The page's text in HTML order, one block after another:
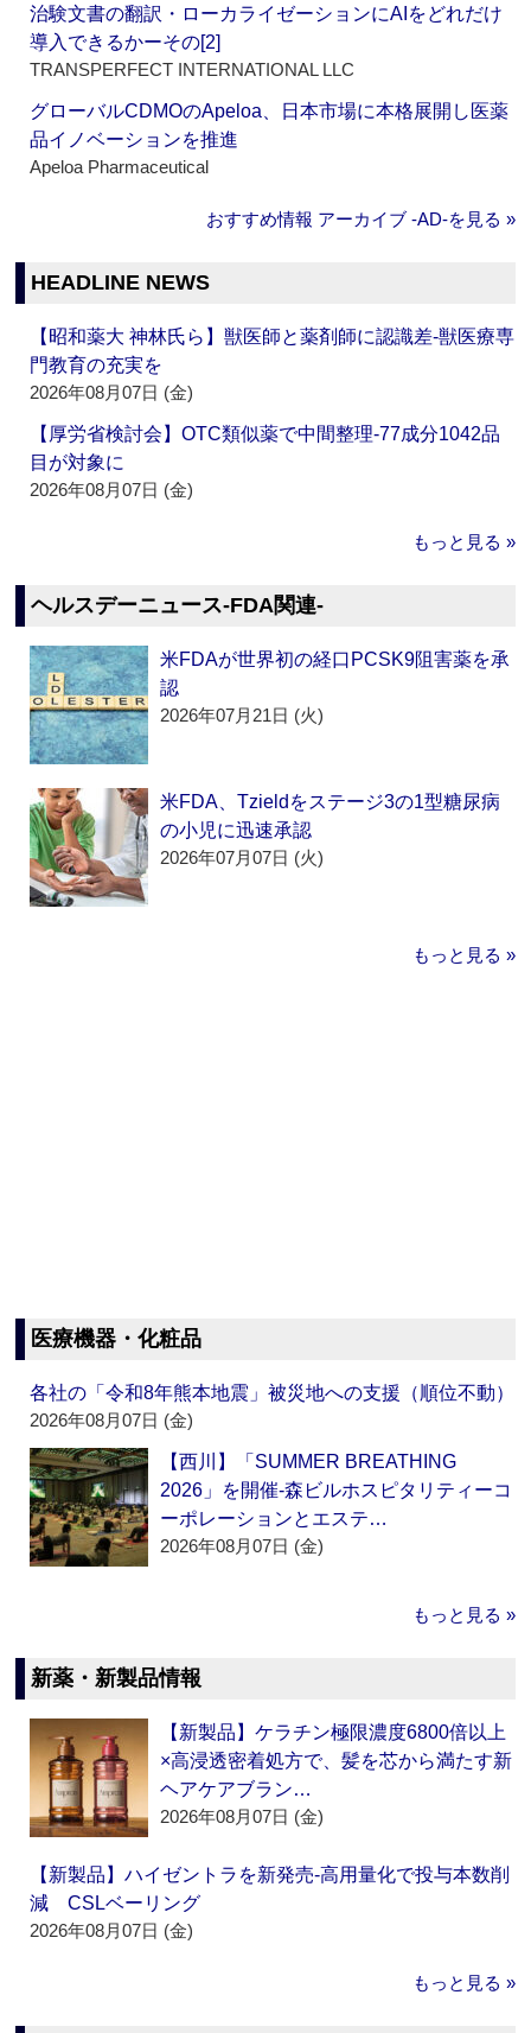
治験文書の翻訳・ローカライゼーションにAIをどれだけ
導入できるかーその[2]
TRANSPERFECT INTERNATIONAL LLC
グローバルCDMOのApeloa、日本市場に本格展開し医薬
品イノベーションを推進
Apeloa Pharmaceutical
おすすめ情報 アーカイブ ‐AD‐を見る »
HEADLINE NEWS
【昭和薬大 神林氏ら】獣医師と薬剤師に認識差‐獣医療専
門教育の充実を
2026年08月07日 (金)
【厚労省検討会】OTC類似薬で中間整理‐77成分1042品
目が対象に
2026年08月07日 (金)
もっと見る »
ヘルスデーニュース‐FDA関連‐
米FDAが世界初の経口PCSK9阻害薬を承
認
2026年07月21日 (火)
米FDA、Tzieldをステージ3の1型糖尿病
の小児に迅速承認
2026年07月07日 (火)
もっと見る »
医療機器・化粧品
各社の「令和8年熊本地震」被災地への支援（順位不動）
2026年08月07日 (金)
【西川】「SUMMER BREATHING
2026」を開催‐森ビルホスピタリティーコ
ーポレーションとエステ…
2026年08月07日 (金)
もっと見る »
新薬・新製品情報
【新製品】ケラチン極限濃度6800倍以上
×高浸透密着処方で、髪を芯から満たす新
ヘアケアブラン…
2026年08月07日 (金)
【新製品】ハイゼントラを新発売‐高用量化で投与本数削
減 CSLベーリング
2026年08月07日 (金)
もっと見る »